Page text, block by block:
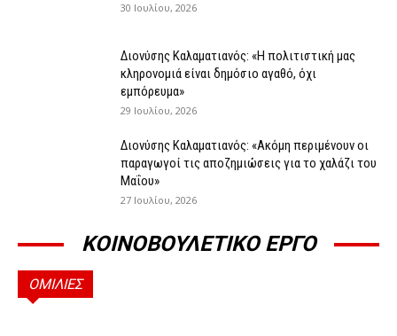
30 Ιουλίου, 2026
Διονύσης Καλαματιανός: «Η πολιτιστική μας
κληρονομιά είναι δημόσιο αγαθό, όχι
εμπόρευμα»
29 Ιουλίου, 2026
Διονύσης Καλαματιανός: «Ακόμη περιμένουν οι
παραγωγοί τις αποζημιώσεις για το χαλάζι του
Μαΐου»
27 Ιουλίου, 2026
ΚΟΙΝΟΒΟΥΛΕΤΙΚΟ ΕΡΓΟ
ΟΜΙΛΙΕΣ
ΟΜΙΛΊΕΣ